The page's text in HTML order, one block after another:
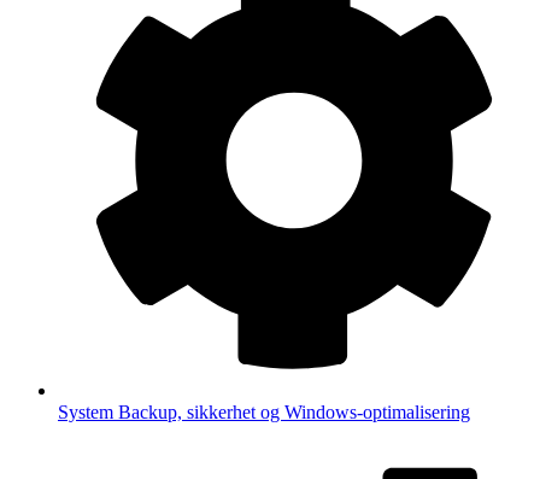
System Backup, sikkerhet og Windows-optimalisering